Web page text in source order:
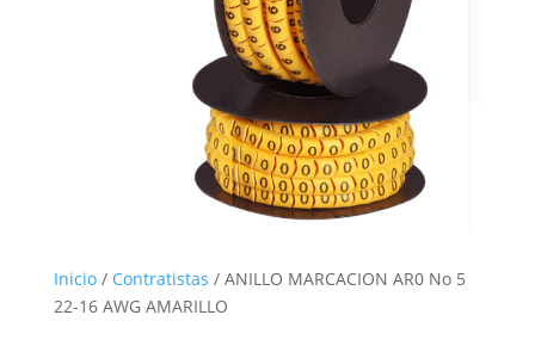
Inicio/ Contratistas / ANILLO MARCACION AR0 No 5
22-16 AWG AMARILLO